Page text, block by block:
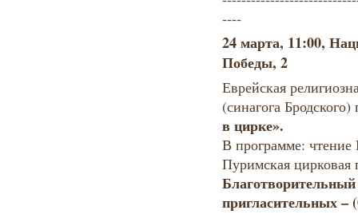
----
24 марта, 11:00,
Победы, 2
Еврейская
(синагога
в цирке».
В программе:
Пуримская
Благотворительный
пригласительных –